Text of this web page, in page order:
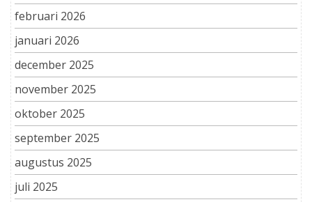
februari 2026
januari 2026
december 2025
november 2025
oktober 2025
september 2025
augustus 2025
juli 2025